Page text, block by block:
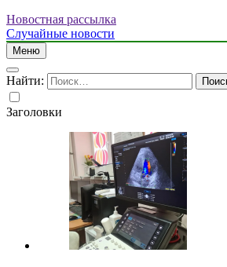
Новостная рассылка
Случайные новости
Меню
Найти:
Заголовки